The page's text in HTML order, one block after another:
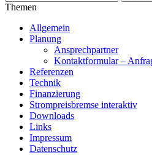
Themen
Allgemein
Planung
Ansprechpartner
Kontaktformular –
Referenzen
Technik
Finanzierung
Strompreisbremse interaktiv
Downloads
Links
Impressum
Datenschutz